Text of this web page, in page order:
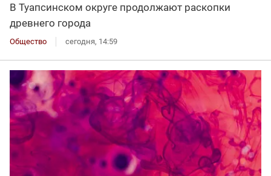
В Туапсинском округе продолжают раскопки
древнего города
Общество сегодня, 14:59